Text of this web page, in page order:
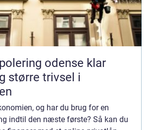
odense klar
større trivsel i
og har du brug for en
indtil den næste første? Så kan du